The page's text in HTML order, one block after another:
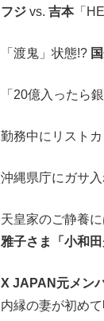
フジ vs. 吉本「
「渡鬼」状態!?
「20億入ったら
勤務中にリスト
沖縄県庁にガサ
天皇家のご静養
雅子さま「小和
X JAPAN元メン
内縁の妻が初め